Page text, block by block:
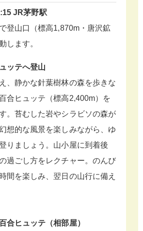
JR茅野駅
登山口（標高1,870m・唐沢鉱
します。
ッテへ登山
、静かな針葉樹林の森を歩きな
合ヒュッテ（標高2,400m）を
。苔むした岩やシラビソの森が
想的な風景を楽しみながら、ゆ
りましょう。山小屋に到着後
過ごし方をレクチャー。のんび
間を楽しみ、翌日の山行に備え
合ヒュッテ（相部屋）